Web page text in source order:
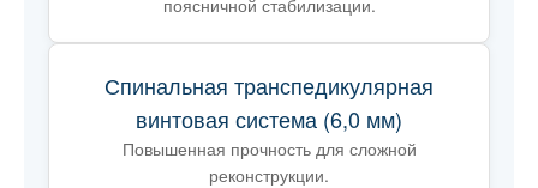
поясничной стабилизации.
Спинальная транспедикулярная
винтовая система (6,0 мм)
Повышенная прочность для сложной
реконструкции.